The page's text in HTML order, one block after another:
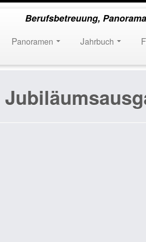
Berufsbetreuung,
Panoramen Jahrbuch